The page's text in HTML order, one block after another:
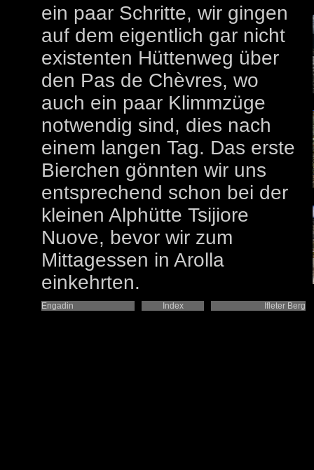
ein paar Schritte, wir gingen
auf dem eigentlich gar nicht
existenten Hüttenweg über
den Pas de Chèvres, wo
auch ein paar Klimmzüge
notwendig sind, dies nach
einem langen Tag. Das erste
Bierchen gönnten wir uns
entsprechend schon bei der
kleinen Alphütte Tsijiore
Nuove, bevor wir zum
Mittagessen in Arolla
einkehrten.
Engadin Index Ifleter Berg